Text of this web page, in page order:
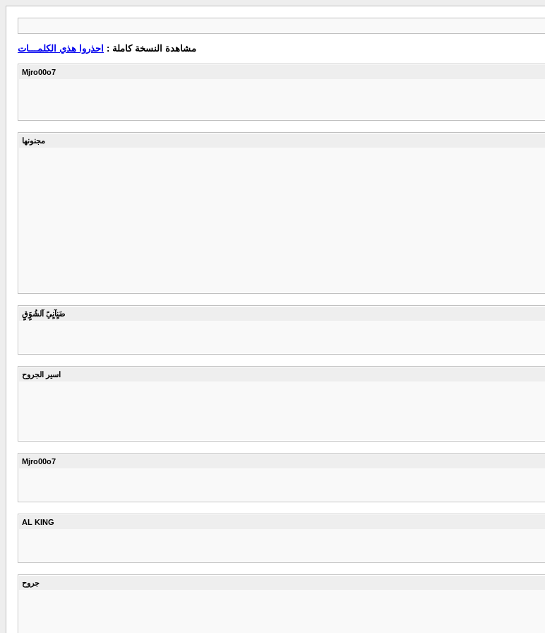
مشاهدة النسخة كاملة : احذروا هذي الكلمـــات
Mjro00o7
مجنونها
ضَنٍآنٍيً آلشُوٍَقٍِ
اسير الجروح
Mjro00o7
AL KING
جروح